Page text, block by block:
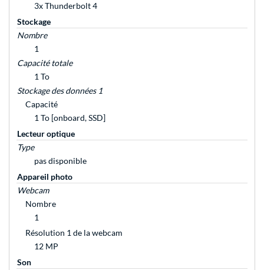
3x Thunderbolt 4
Stockage
Nombre
1
Capacité totale
1 To
Stockage des données 1
Capacité
1 To [onboard, SSD]
Lecteur optique
Type
pas disponible
Appareil photo
Webcam
Nombre
1
Résolution 1 de la webcam
12 MP
Son